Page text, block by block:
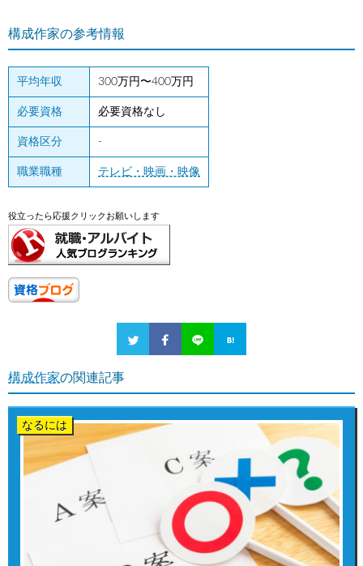
構成作家の参考情報
平均年収 300万円〜400万円
必要資格 必要資格なし
資格区分 -
職業職種 テレビ・映画・映像
役立ったら応援クリックお願いします
構成作家の関連記事
なるには